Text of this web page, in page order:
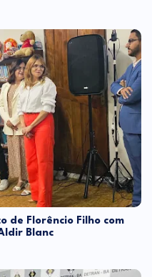
Florêncio Filho com
Blanc